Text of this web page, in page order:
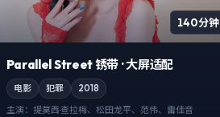
140分钟
Parallel Street 锈带 · 大屏适配
电影 犯罪
2018
主演： 提莫西·查拉梅、松田龙平、范伟、雷佳音